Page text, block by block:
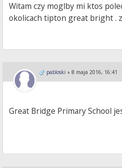
Witam czy moglby mi ktos
okolicach tipton great bright .
pabloski » 8 maja 2016, 16:41
Great Bridge Primary School